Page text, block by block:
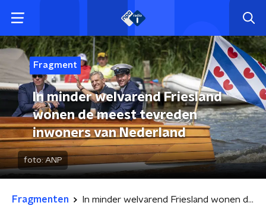
Fragment
In minder welvarend Friesland
wonen de meest tevreden
inwoners van Nederland
foto: ANP
Fragmenten In minder welvarend Friesland wonen de meest tevreden inwoners van Nederland